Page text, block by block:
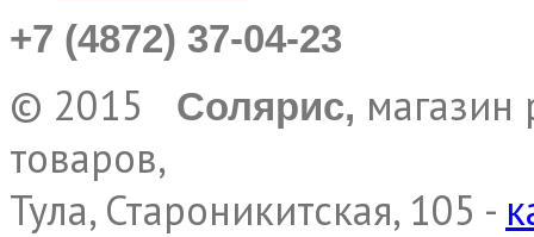
+7 (4872) 37-04-23
© 2015 Солярис, магазин
товаров,
Тула, Староникитская, 105 -